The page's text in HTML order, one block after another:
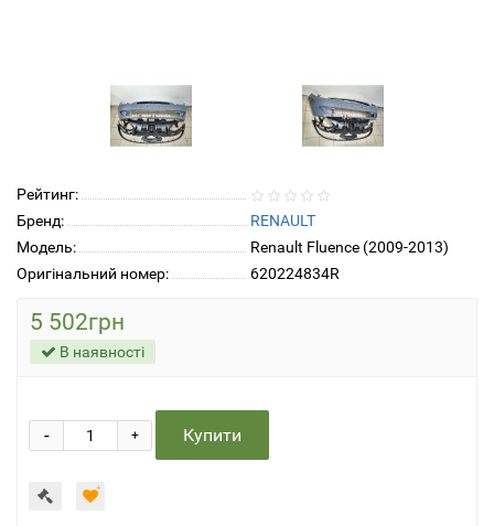
Рейтинг:
Бренд:
RENAULT
Модель:
Renault Fluence (2009-2013)
Оригінальний номер:
620224834R
5 502грн
В наявності
+
- Купити